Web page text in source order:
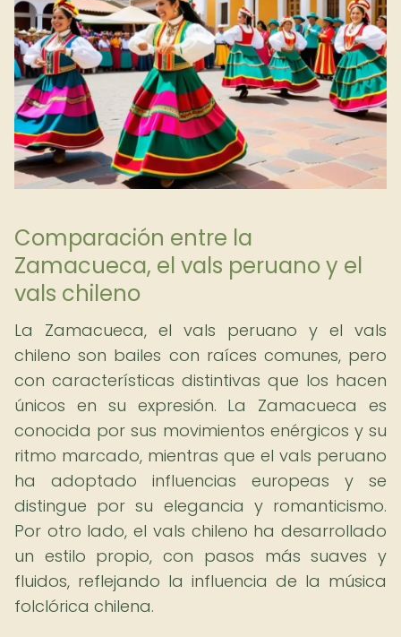
Comparación entre la
Zamacueca, el vals peruano y el
vals chileno
La Zamacueca, el vals peruano y el vals
chileno son bailes con raíces comunes, pero
con características distintivas que los hacen
únicos en su expresión. La Zamacueca es
conocida por sus movimientos enérgicos y su
ritmo marcado, mientras que el vals peruano
ha adoptado influencias europeas y se
distingue por su elegancia y romanticismo.
Por otro lado, el vals chileno ha desarrollado
un estilo propio, con pasos más suaves y
fluidos, reflejando la influencia de la música
folclórica chilena.